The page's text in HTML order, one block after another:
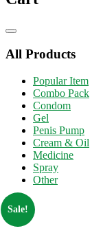
Catalog
All Products
Popular Item
Combo Pack
Condom
Gel
Penis Pump
Cream & Oil
Medicine
Spray
Other
Sale!